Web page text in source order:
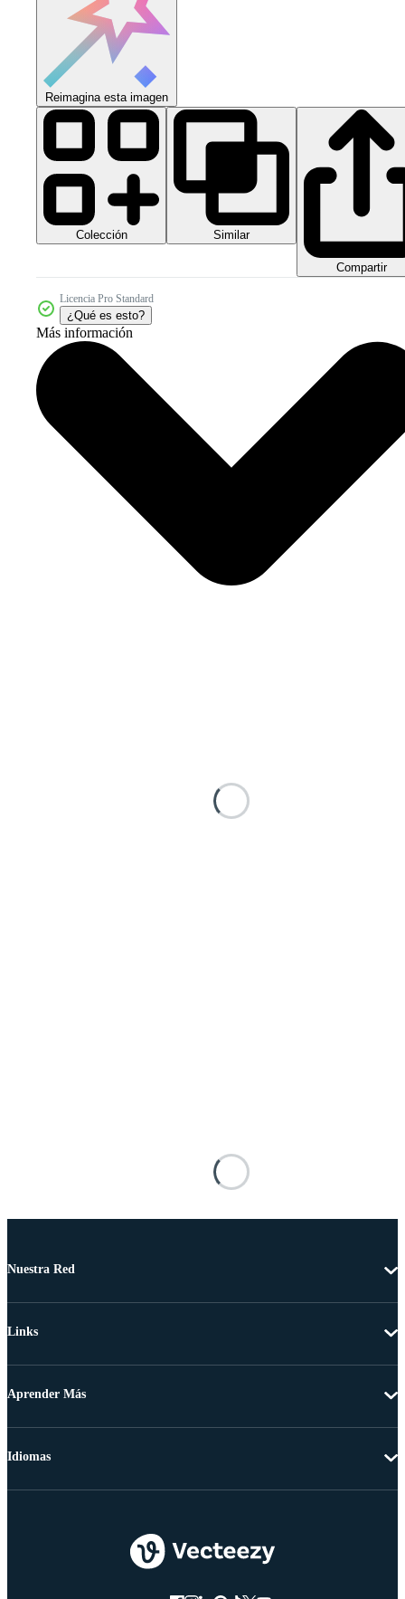
Reimagina esta imagen
Colección Similar
Compartir
Licencia Pro Standard
¿Qué es esto?
Más información
Nuestra Red
Links
Aprender Más
Idiomas